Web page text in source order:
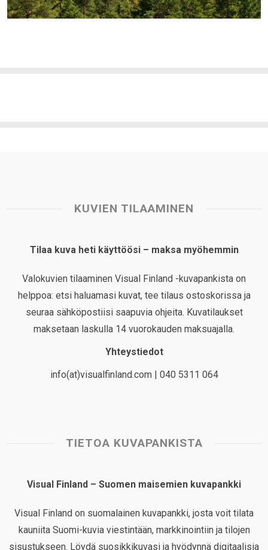
KUVIEN TILAAMINEN
Tilaa kuva heti käyttöösi – maksa myöhemmin
Valokuvien tilaaminen Visual Finland -kuvapankista on
helppoa: etsi haluamasi kuvat, tee tilaus ostoskorissa ja
seuraa sähköpostiisi saapuvia ohjeita. Kuvatilaukset
maksetaan laskulla 14 vuorokauden maksuajalla.
Yhteystiedot
info(at)visualfinland.com | 040 5311 064
TIETOA KUVAPANKISTA
Visual Finland – Suomen maisemien kuvapankki
Visual Finland on suomalainen kuvapankki, josta voit tilata
kauniita Suomi-kuvia viestintään, markkinointiin ja tilojen
sisustukseen. Löydä suosikkikuvasi ja hyödynnä digitaalisia